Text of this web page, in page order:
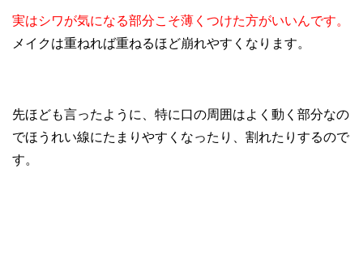
実はシワが気になる部分こそ薄くつけた方がいいんです。
メイクは重ねれば重ねるほど崩れやすくなります。
先ほども言ったように、特に口の周囲はよく動く部分なの
でほうれい線にたまりやすくなったり、割れたりするので
す。